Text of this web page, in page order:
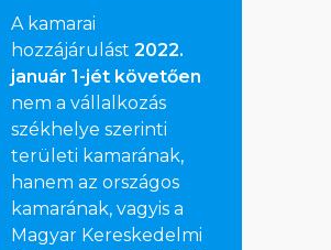
A kamarai
hozzájárulást 2022.
január 1-jét követően
nem a vállalkozás
székhelye szerinti
területi kamarának,
hanem az országos
kamarának, vagyis a
Magyar Kereskedelmi